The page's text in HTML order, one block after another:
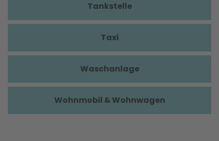
Tankstelle
Taxi
Waschanlage
Wohnmobil & Wohnwagen